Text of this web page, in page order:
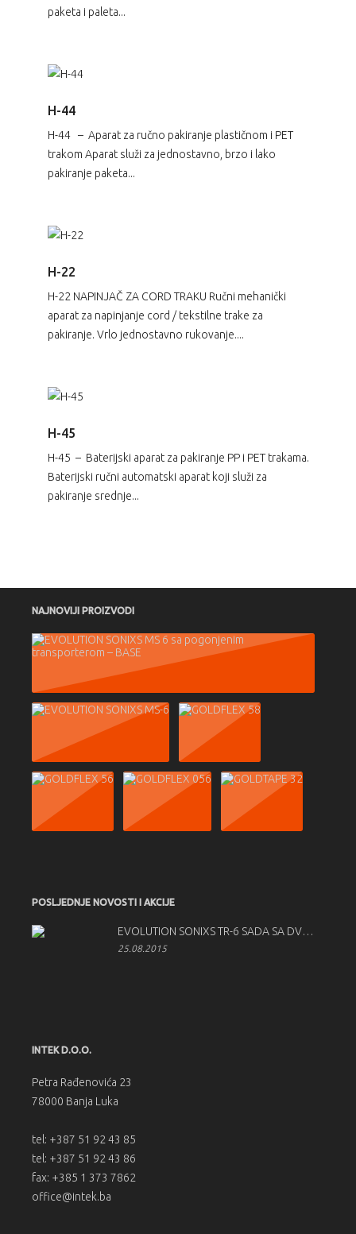
paketa i paleta...
H-44
H-44 – Aparat za ručno pakiranje plastičnom i PET
trakom Aparat služi za jednostavno, brzo i lako
pakiranje paketa...
H-22
H-22 NAPINJAČ ZA CORD TRAKU Ručni mehanički
aparat za napinjanje cord / tekstilne trake za
pakiranje. Vrlo jednostavno rukovanje....
H-45
H-45 – Baterijski aparat za pakiranje PP i PET trakama.
Baterijski ručni automatski aparat koji služi za
pakiranje srednje...
NAJNOVIJI PROIZVODI
POSLJEDNJE NOVOSTI I AKCIJE
EVOLUTION SONIXS TR-6 SADA SA DVOSTRUKIM ODMOTAČEM TRAKE
25.08.2015
INTEK D.O.O.
Petra Rađenovića 23
78000 Banja Luka
tel: +387 51 92 43 85
tel: +387 51 92 43 86
fax: +385 1 373 7862
office@intek.ba